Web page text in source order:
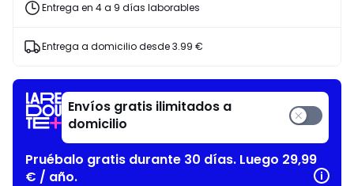
Entrega en 4 a 9 días laborables
Entrega a domicilio desde3.99 €
Envíos gratis ilimitados a
domicilio
Pruébalo gratis durante 30 días. Luego 29,99
€ / año.